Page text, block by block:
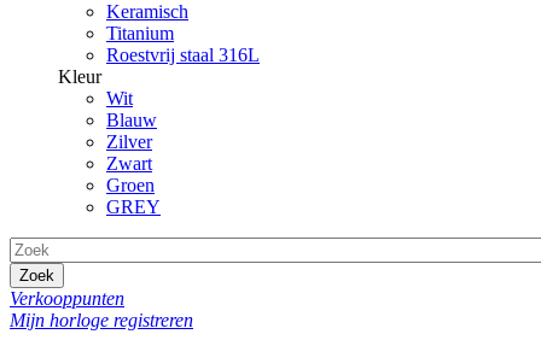
Keramisch
Titanium
Roestvrij staal 316L
Kleur
Wit
Blauw
Zilver
Zwart
Groen
GREY
Zoek
Verkooppunten
Mijn horloge registreren